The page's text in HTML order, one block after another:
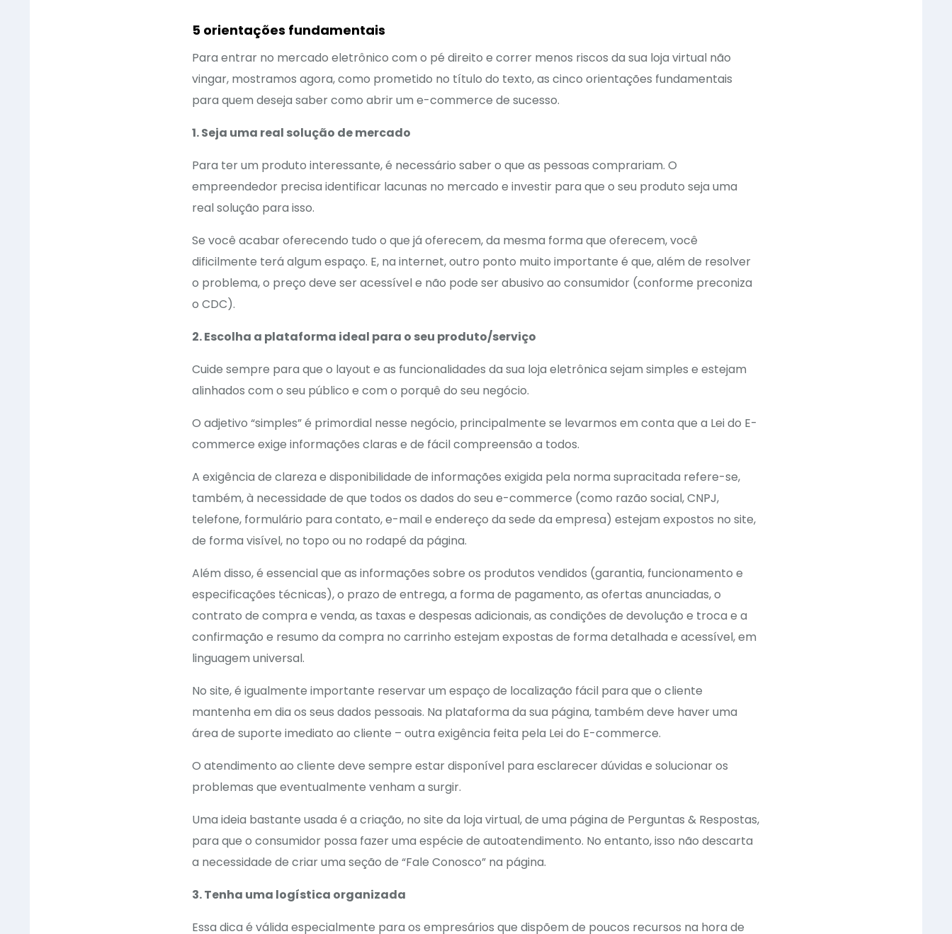
5 orientações fundamentais
Para entrar no mercado eletrônico com o pé direito e correr menos riscos da sua loja virtual não
vingar, mostramos agora, como prometido no título do texto, as cinco orientações fundamentais
para quem deseja saber como abrir um e-commerce de sucesso.
1. Seja uma real solução de mercado
Para ter um produto interessante, é necessário saber o que as pessoas comprariam. O
empreendedor precisa identificar lacunas no mercado e investir para que o seu produto seja uma
real solução para isso.
Se você acabar oferecendo tudo o que já oferecem, da mesma forma que oferecem, você
dificilmente terá algum espaço. E, na internet, outro ponto muito importante é que, além de resolver
o problema, o preço deve ser acessível e não pode ser abusivo ao consumidor (conforme preconiza
o CDC).
2. Escolha a plataforma ideal para o seu produto/serviço
Cuide sempre para que o layout e as funcionalidades da sua loja eletrônica sejam simples e estejam
alinhados com o seu público e com o porquê do seu negócio.
O adjetivo “simples” é primordial nesse negócio, principalmente se levarmos em conta que a Lei do E-
commerce exige informações claras e de fácil compreensão a todos.
A exigência de clareza e disponibilidade de informações exigida pela norma supracitada refere-se,
também, à necessidade de que todos os dados do seu e-commerce (como razão social, CNPJ,
telefone, formulário para contato, e-mail e endereço da sede da empresa) estejam expostos no site,
de forma visível, no topo ou no rodapé da página.
Além disso, é essencial que as informações sobre os produtos vendidos (garantia, funcionamento e
especificações técnicas), o prazo de entrega, a forma de pagamento, as ofertas anunciadas, o
contrato de compra e venda, as taxas e despesas adicionais, as condições de devolução e troca e a
confirmação e resumo da compra no carrinho estejam expostas de forma detalhada e acessível, em
linguagem universal.
No site, é igualmente importante reservar um espaço de localização fácil para que o cliente
mantenha em dia os seus dados pessoais. Na plataforma da sua página, também deve haver uma
área de suporte imediato ao cliente – outra exigência feita pela Lei do E-commerce.
O atendimento ao cliente deve sempre estar disponível para esclarecer dúvidas e solucionar os
problemas que eventualmente venham a surgir.
Uma ideia bastante usada é a criação, no site da loja virtual, de uma página de Perguntas & Respostas,
para que o consumidor possa fazer uma espécie de autoatendimento. No entanto, isso não descarta
a necessidade de criar uma seção de “Fale Conosco” na página.
3. Tenha uma logística organizada
Essa dica é válida especialmente para os empresários que dispõem de poucos recursos na hora de